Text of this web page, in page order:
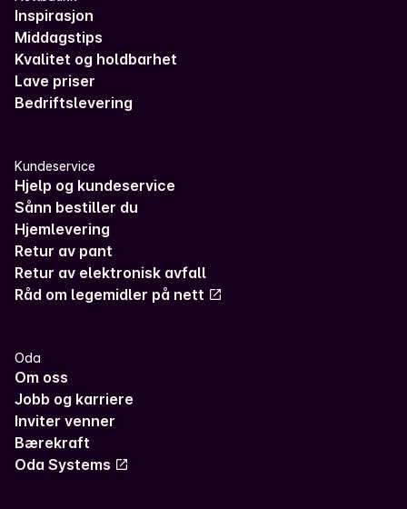
Inspirasjon
Middagstips
Kvalitet og holdbarhet
Lave priser
Bedriftslevering
Kundeservice
Hjelp og kundeservice
Sånn bestiller du
Hjemlevering
Retur av pant
Retur av elektronisk avfall
Råd om legemidler på nett
Oda
Om oss
Jobb og karriere
Inviter venner
Bærekraft
Oda Systems